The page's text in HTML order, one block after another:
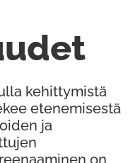
kehittymistä
etenemisestä
ja
on